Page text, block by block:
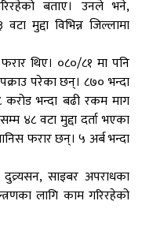
बताए। उनले भने,
मुद्दा विभिन्न जिल्लामा
थिए। ०८०/८१ मा पनि
परेका छन्। ८७० भन्दा
करोड भन्दा बढी रकम माग
४८ वटा मुद्दा दर्ता भएका
फरार छन्। ५ अर्ब भन्दा
साइबर अपराधका
लागि काम गरिरहेको